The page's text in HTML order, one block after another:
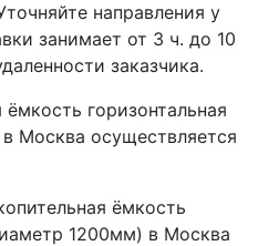
направления у
занимает от 3 ч. до 10
заказчика.
горизонтальная
Москва осуществляется
ёмкость
1200мм) в Москва